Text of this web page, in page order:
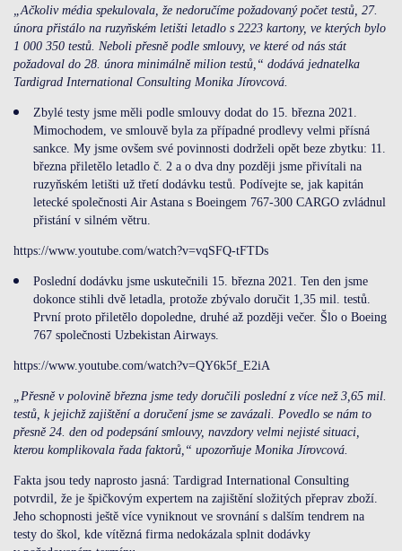
„Ačkoliv média spekulovala, že nedoručíme požadovaný počet testů, 27.
února přistálo na ruzyňském letišti letadlo s 2223 kartony, ve kterých bylo
1 000 350 testů. Neboli přesně podle smlouvy, ve které od nás stát
požadoval do 28. února minimálně milion testů,“ dodává jednatelka
Tardigrad International Consulting Monika Jírovcová.
Zbylé testy jsme měli podle smlouvy dodat do 15. března 2021.
Mimochodem, ve smlouvě byla za případné prodlevy velmi přísná
sankce. My jsme ovšem své povinnosti dodrželi opět beze zbytku: 11.
března přiletělo letadlo č. 2 a o dva dny později jsme přivítali na
ruzyňském letišti už třetí dodávku testů. Podívejte se, jak kapitán
letecké společnosti Air Astana s Boeingem 767-300 CARGO zvládnul
přistání v silném větru.
https://www.youtube.com/watch?v=vqSFQ-tFTDs
Poslední dodávku jsme uskutečnili 15. března 2021. Ten den jsme
dokonce stihli dvě letadla, protože zbývalo doručit 1,35 mil. testů.
První proto přiletělo dopoledne, druhé až později večer. Šlo o Boeing
767 společnosti Uzbekistan Airways.
https://www.youtube.com/watch?v=QY6k5f_E2iA
„Přesně v polovině března jsme tedy doručili poslední z více než 3,65 mil.
testů, k jejichž zajištění a doručení jsme se zavázali. Povedlo se nám to
přesně 24. den od podepsání smlouvy, navzdory velmi nejisté situaci,
kterou komplikovala řada faktorů,“ upozorňuje Monika Jírovcová.
Fakta jsou tedy naprosto jasná: Tardigrad International Consulting
potvrdil, že je špičkovým expertem na zajištění složitých přeprav zboží.
Jeho schopnosti ještě více vyniknout ve srovnání s dalším tendrem na
testy do škol, kde vítězná firma nedokázala splnit dodávky